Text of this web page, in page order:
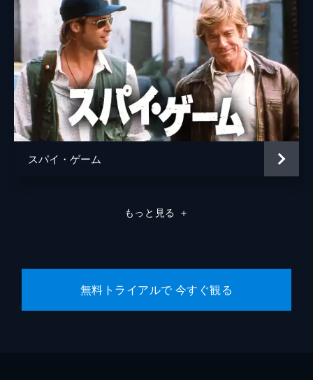
スパイ・ゲーム
もっと見る ＋
無料トライアルで 今すぐ観る